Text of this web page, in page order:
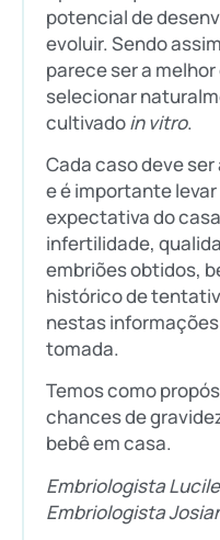
potencial de
evoluir. Sendo
parece ser a
selecionar
cultivadoin vitro.
Cada caso deve
e é importante
expectativa do
infertilidade,
embriões obtidos,
histórico de
nestas
tomada.
Temos como
chances de
bebê em casa.
Embriologista
Embriologista